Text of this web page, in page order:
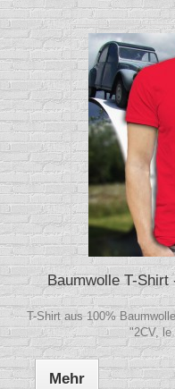
Baumwolle T-Shirt
T-Shirt aus 100%
"2CV, le
Mehr